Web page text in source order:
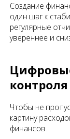
Создание
один шаг к
регулярные
увереннее и
Чтобы не
картину
финансов.